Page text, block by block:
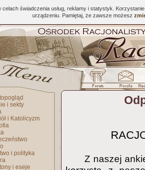
świadczenia usług, reklamy i statystyk.
urządzeniu. Pamiętaj, że zawsze możesz
i sekty
i Katolicyzm
i polityka
i eseje
Z naszej